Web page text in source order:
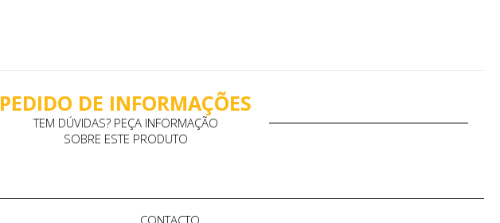
PEDIDO DE INFORMAÇÕES
TEM DÚVIDAS? PEÇA INFORMAÇÃO
SOBRE ESTE PRODUTO